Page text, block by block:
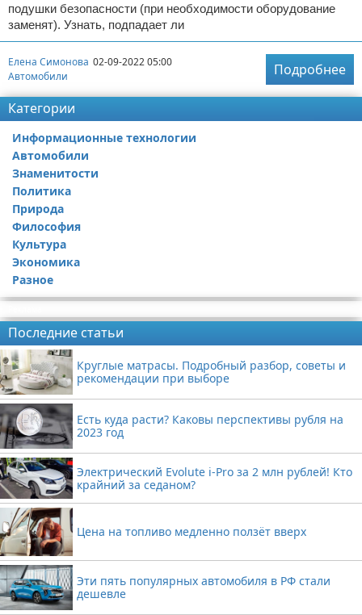
подушки безопасности (при необходимости оборудование
заменят). Узнать, подпадает ли
Елена Симонова 02-09-2022 05:00
Автомобили
Подробнее
Категории
Информационные технологии
Автомобили
Знаменитости
Политика
Природа
Философия
Культура
Экономика
Разное
Последние статьи
Круглые матрасы. Подробный разбор, советы и
рекомендации при выборе
Есть куда расти? Каковы перспективы рубля на
2023 год
Электрический Evolute i-Pro за 2 млн рублей! Кто
крайний за седаном?
Цена на топливо медленно ползёт вверх
Эти пять популярных автомобиля в РФ стали
дешевле